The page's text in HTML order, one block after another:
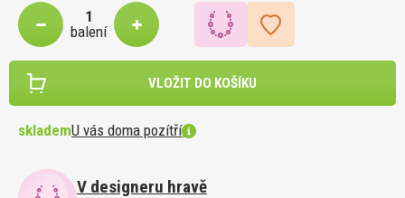
balení
VLOŽIT DO KOŠÍKU
sklademU vás doma pozítří
V designeru hravě